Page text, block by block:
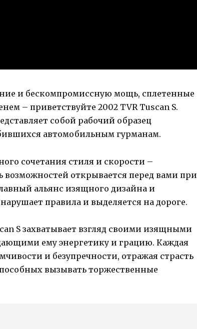
и бескомпромиссную мощь, сплетенные
– приветствуйте 2002 TVR Tuscan S.
собой рабочий образец
автомобильным гурманам.
сочетания стиля и скорости –
возможностей открывается перед вами при
альянс изящного дизайна и
правила и выделяется на дороге.
S захватывает взгляд своими изящными
ему энергетику и грацию. Каждая
и безупречности, отражая страсть
вызывать торжественные